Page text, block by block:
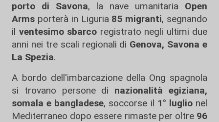
porto di Savona, la nave umanitaria Open
Arms porterà in Liguria 85 migranti, segnando
il ventesimo sbarco registrato negli ultimi due
anni nei tre scali regionali di Genova, Savona e
La Spezia.
A bordo dell'imbarcazione della Ong spagnola
si trovano persone di nazionalità egiziana,
somala e bangladese, soccorse il 1° luglionel
Mediterraneo dopo essere rimaste per oltre 96